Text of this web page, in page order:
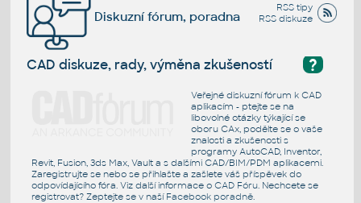
RSS tipy
RSS diskuze
Diskuzní fórum, poradna
?
CAD diskuze, rady, výměna zkušeností
Veřejné diskuzní fórum k CAD
aplikacím - ptejte se na
libovolné otázky týkající se
oboru CAx, podělte se o vaše
znalosti a zkušenosti s
programy AutoCAD, Inventor,
Revit, Fusion, 3ds Max, Vault a s dalšími CAD/BIM/PDM aplikacemi.
Zaregistrujte se nebo se přihlašte a zašlete váš příspěvek do
odpovídajícího fóra. Viz další informace o CAD Fóru. Nechcete se
registrovat? Zeptejte se v naší Facebook poradně.